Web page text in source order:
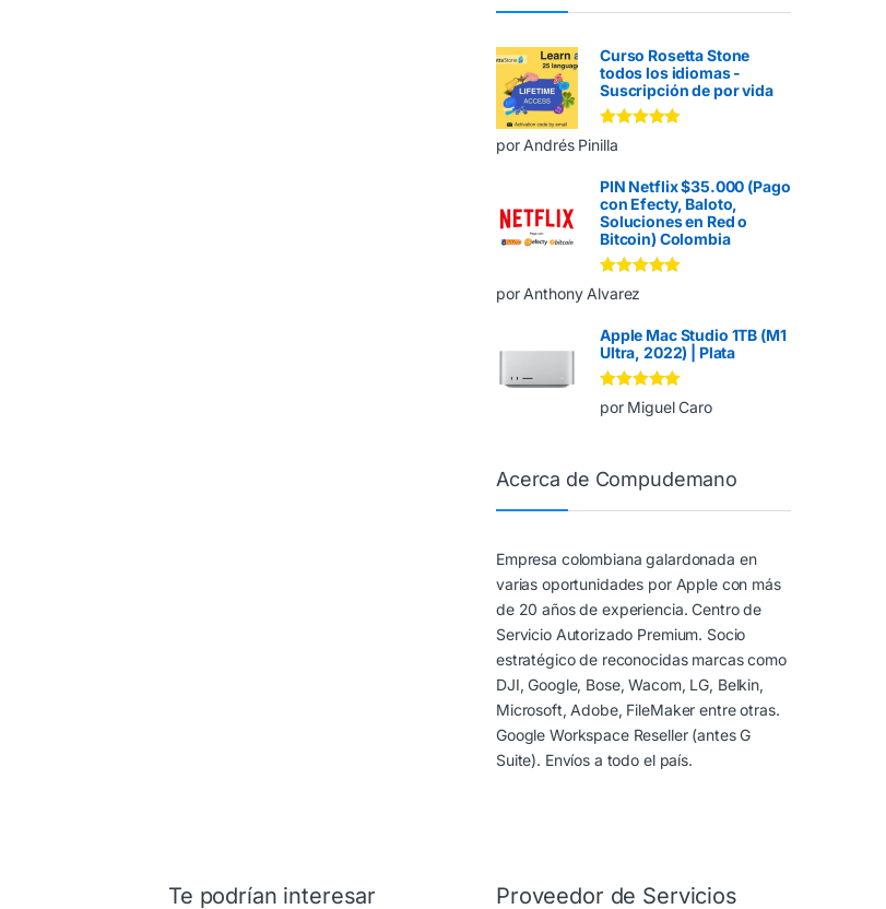
Curso Rosetta Stone
todos los idiomas -
Suscripción de por vida
Valorado en
de 5
por Andrés Pinilla
PIN Netflix $35.000 (Pago
con Efecty, Baloto,
Soluciones en Red o
Bitcoin) Colombia
Valorado en
de 5
por Anthony Alvarez
Apple Mac Studio 1TB (M1
Ultra, 2022) | Plata
Valorado en 5
de 5
por Miguel Caro
Acerca de Compudemano
Empresa colombiana galardonada en
varias oportunidades por Apple con más
de 20 años de experiencia. Centro de
Servicio Autorizado Premium. Socio
estratégico de reconocidas marcas como
DJI, Google, Bose, Wacom, LG, Belkin,
Microsoft, Adobe, FileMaker entre otras.
Google Workspace Reseller (antes G
Suite). Envíos a todo el país.
Te podrían interesar
Proveedor de Servicios